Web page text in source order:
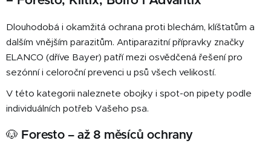
a
í
p
r
v
k
y
v
ý
Dlouhodobá i okamžitá ochrana proti blechám, klíšťatům a
dalším vnějším parazitům. Antiparazitní přípravky značky
ELANCO (dříve Bayer) patří mezi osvědčená řešení pro
sezónní i celoroční prevenci u psů všech velikostí.
V této kategorii naleznete obojky i spot-on pipety podle
individuálních potřeb Vašeho psa.
🐶 Foresto – až 8 měsíců ochrany